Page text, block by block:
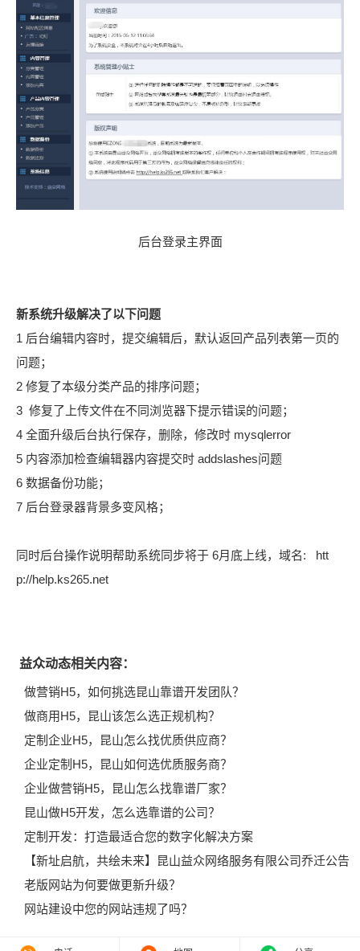
后台登录主界面
新系统升级解决了以下问题
1 后台编辑内容时，提交编辑后，默认返回产品列表第一页的
问题；
2 修复了本级分类产品的排序问题；
3 修复了上传文件在不同浏览器下提示错误的问题；
4 全面升级后台执行保存，删除，修改时 mysqlerror
5 内容添加检查编辑器内容提交时 addslashes问题
6 数据备份功能；
7 后台登录器背景多变风格；
同时后台操作说明帮助系统同步将于 6月底上线，域名: htt
p://help.ks265.net
益众动态相关内容：
做营销H5，如何挑选昆山靠谱开发团队？
做商用H5，昆山该怎么选正规机构？
定制企业H5，昆山怎么找优质供应商？
企业定制H5，昆山如何选优质服务商？
企业做营销H5，昆山怎么找靠谱厂家？
昆山做H5开发，怎么选靠谱的公司？
定制开发：打造最适合您的数字化解决方案
【新址启航，共绘未来】昆山益众网络服务有限公司乔迁公告
老版网站为何要做更新升级？
网站建设中您的网站违规了吗？